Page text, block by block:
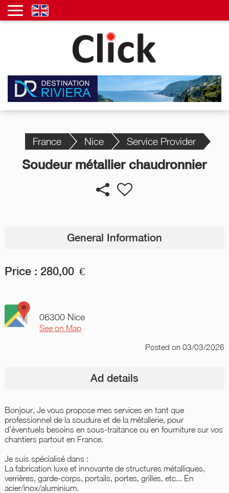
France Nice Service Provider
Soudeur métallier chaudronnier
General Information
Price : 280,00 €
06300 Nice
See on Map
Postedon 03/03/2026
Ad details
Bonjour, Je vous propose mes services en tant que
professionnel de la soudure et de la métallerie, pour
d’éventuels besoins en sous-traitance ou en fourniture sur vos
chantiers partout en France.
Je suis spécialisé dans :
La fabrication luxe et innovante de structures métalliques,
verrières, garde-corps, portails, portes, grilles, etc... En
acier/inox/aluminium.